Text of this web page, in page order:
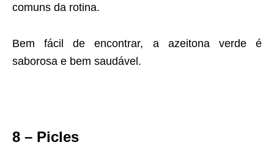
comuns da rotina.
Bem fácil de encontrar, a azeitona verde é
saborosa e bem saudável.
8 – Picles